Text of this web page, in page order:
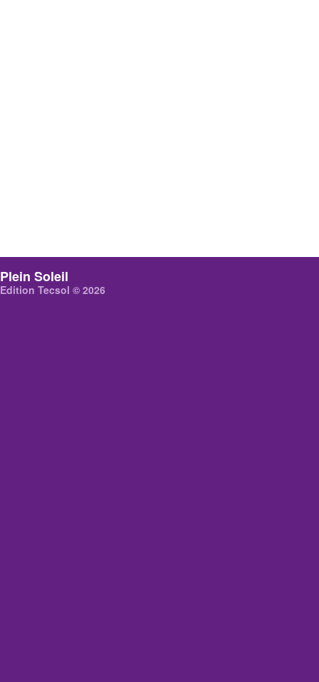
Plein Soleil
Edition Tecsol © 2026